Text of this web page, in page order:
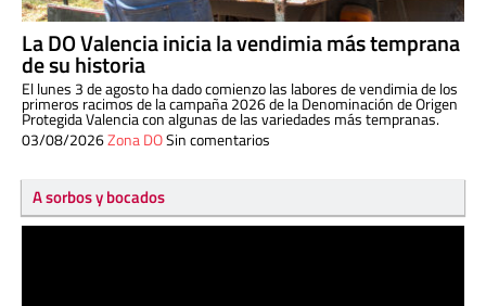
La DO Valencia inicia la vendimia más temprana
de su historia
El lunes 3 de agosto ha dado comienzo las labores de vendimia de los
primeros racimos de la campaña 2026 de la Denominación de Origen
Protegida Valencia con algunas de las variedades más tempranas.
03/08/2026Zona DOSin comentarios
A sorbos y bocados